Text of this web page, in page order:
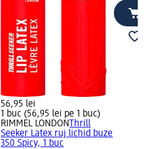
56,95 lei
1 buc (56,95 lei pe 1 buc)
RIMMEL LONDON
Thrill
Seeker Latex ruj lichid buze
350 Spicy, 1 buc